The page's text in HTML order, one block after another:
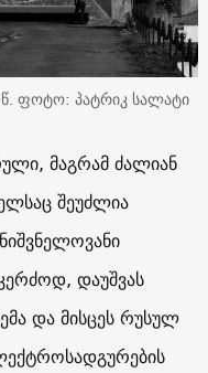
წ. ფოტო: პატრიკ სალატი
მაგრამ ძალიან
შეუძლია
დაუშვას
და მისცეს რუსულ